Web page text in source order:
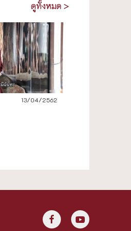
13/04/2562
ดูทั้งหมด >